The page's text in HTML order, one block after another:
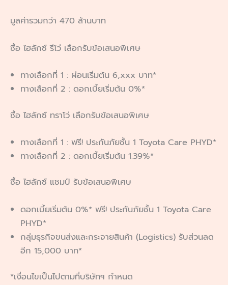
มูลค่ารวมกว่า 470 ล้านบาท
ซื้อ ไฮลักซ์ รีโว่ เลือกรับข้อเสนอพิเศษ
ทางเลือกที่ 1 : ผ่อนเริ่มต้น 6,xxx บาท*
ทางเลือกที่ 2 : ดอกเบี้ยเริ่มต้น 0%*
ซื้อ ไฮลักซ์ ทราโว่ เลือกรับข้อเสนอพิเศษ
ทางเลือกที่ 1 : ฟรี! ประกันภัยชั้น 1 Toyota Care PHYD*
ทางเลือกที่ 2 : ดอกเบี้ยเริ่มต้น 1.39%*
ซื้อ ไฮลักซ์ แชมป์ รับข้อเสนอพิเศษ
ดอกเบี้ยเริ่มต้น 0%* ฟรี! ประกันภัยชั้น 1 Toyota Care
PHYD*
กลุ่มธุรกิจขนส่งและกระจายสินค้า (Logistics) รับส่วนลด
อีก 15,000 บาท*
*เงื่อนไขเป็นไปตามที่บริษัทฯ กำหนด